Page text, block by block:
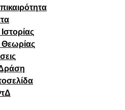
Θεωρίας
Δράση